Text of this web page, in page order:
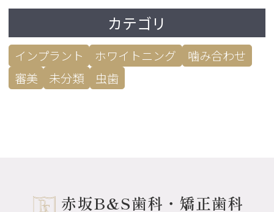
カテゴリ
インプラント ホワイトニング
噛み合わせ
審美
未分類 虫歯
赤坂B&S歯科・矯正歯科